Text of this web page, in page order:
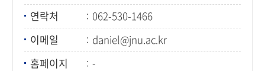
연락처
062-530-1466
이메일
daniel@jnu.ac.kr
(today939@daum.net)
홈페이지 -